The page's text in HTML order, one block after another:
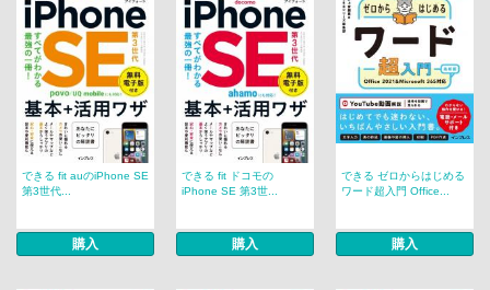
できる fit auのiPhone SE
第3世代...
購入
できる fit ドコモの
iPhone SE 第3世...
購入
できる ゼロからはじめる
ワード超入門 Office...
購入